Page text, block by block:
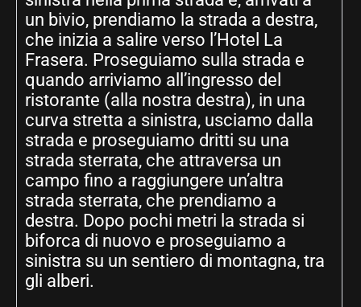
un bivio, prendiamo la strada a destra,
che inizia a salire verso l’Hotel La
Frasera. Proseguiamo sulla strada e
quando arriviamo all’ingresso del
ristorante (alla nostra destra), in una
curva stretta a sinistra, usciamo dalla
strada e proseguiamo dritti su una
strada sterrata, che attraversa un
campo fino a raggiungere un’altra
strada sterrata, che prendiamo a
destra. Dopo pochi metri la strada si
biforca di nuovo e proseguiamo a
sinistra su un sentiero di montagna, tra
gli alberi.